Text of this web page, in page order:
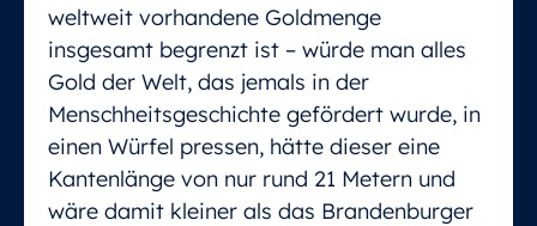
weltweit vorhandene Goldmenge
insgesamt begrenzt ist – würde man alles
Gold der Welt, das jemals in der
Menschheitsgeschichte gefördert wurde, in
einen Würfel pressen, hätte dieser eine
Kantenlänge von nur rund 21 Metern und
wäre damit kleiner als das Brandenburger